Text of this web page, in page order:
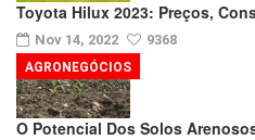
Toyota Hilux 2023: Preços,
Nov 14, 2022 9368
O Potencial Dos Solos
AGRONEGÓCIOS